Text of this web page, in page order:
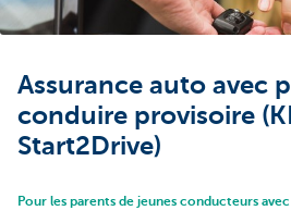
Assurance auto avec
conduire provisoire
Start2Drive)
Pour les parents de jeunes conducteurs